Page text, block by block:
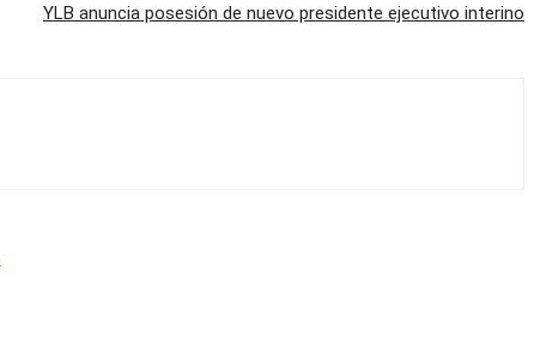
YLB anuncia posesión de nuevo presidente ejecutivo interino